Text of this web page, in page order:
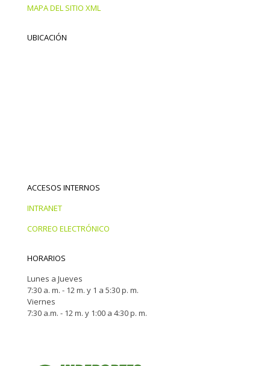
MAPA DEL SITIO XML
UBICACIÓN
ACCESOS INTERNOS
INTRANET
CORREO ELECTRÓNICO
HORARIOS
Lunes a Jueves
7:30 a. m. - 12 m. y 1 a 5:30 p. m.
Viernes
7:30 a.m. - 12 m. y 1:00 a 4:30 p. m.